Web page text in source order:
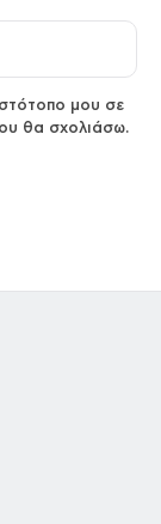
μου σε
θα σχολιάσω.